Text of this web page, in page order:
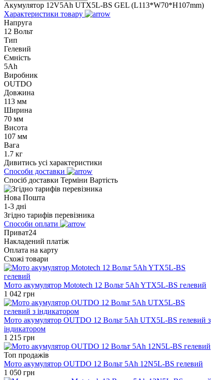
Акумулятор 12V5Ah UTX5L-BS GEL (L113*W70*H107mm)
Характеристики товару
Напруга
12 Вольт
Тип
Гелевий
Ємність
5Ah
Виробник
OUTDO
Довжина
113 мм
Ширина
70 мм
Висота
107 мм
Вага
1.7 кг
Дивитись усі характеристики
Способи доставки
Спосіб доставки Терміни Вартість
Нова Пошта
1-3 дні
Згідно тарифів перевізника
Способи оплати
Приват24
Накладений платіж
Оплата на карту
Схожі товари
Мото акумулятор Mototech 12 Вольт 5Ah YTX5L-BS гелевий
1 042 грн
Мото акумулятор OUTDO 12 Вольт 5Ah UTX5L-BS гелевий з
індикатором
1 215 грн
Топ продажів
Мото акумулятор OUTDO 12 Вольт 5Ah 12N5L-BS гелевий
1 050 грн